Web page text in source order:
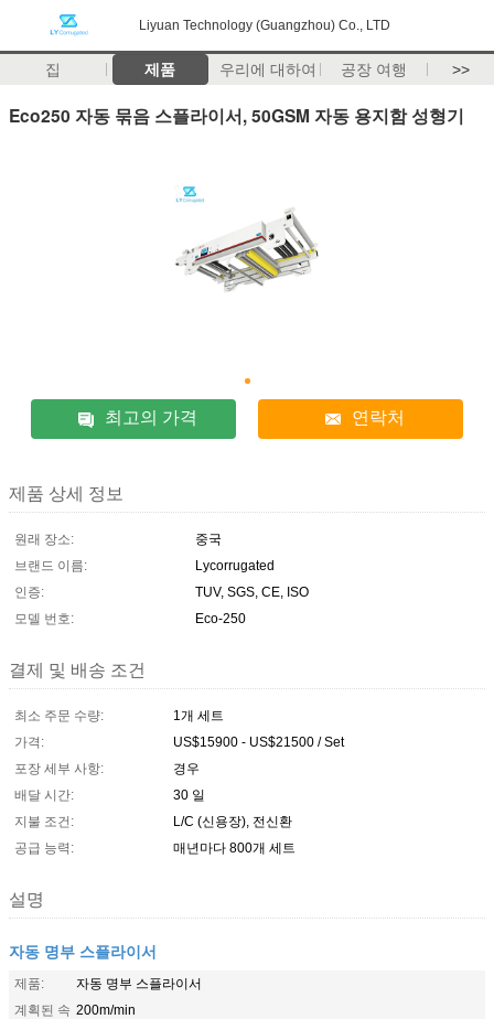
Liyuan Technology (Guangzhou) Co., LTD
집 제품 우리에 대하여 공장 여행 >>
Eco250 자동 묶음 스플라이서, 50GSM 자동 용지함 성형기
최고의 가격 연락처
제품 상세 정보
원래 장소:
중국
브랜드 이름:
Lycorrugated
인증:
TUV, SGS, CE, ISO
모델 번호:
Eco-250
결제 및 배송 조건
최소 주문 수량:
1개 세트
가격:
US$15900 - US$21500 / Set
포장 세부 사항:
경우
배달 시간:
30 일
지불 조건:
L/C (신용장), 전신환
공급 능력:
매년마다 800개 세트
설명
자동 명부 스플라이서
제품:
자동 명부 스플라이서
계획된 속 200m/min